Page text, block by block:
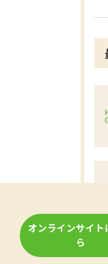
オンラインサイト
ら